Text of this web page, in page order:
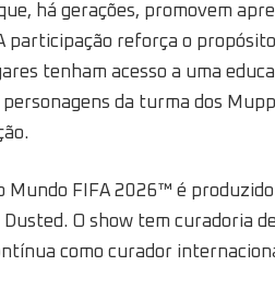
há gerações, promovem
participação reforça o
tenham acesso a uma
personagens da turma dos
Mundo FIFA 2026™ é
O show tem curadoria
como curador